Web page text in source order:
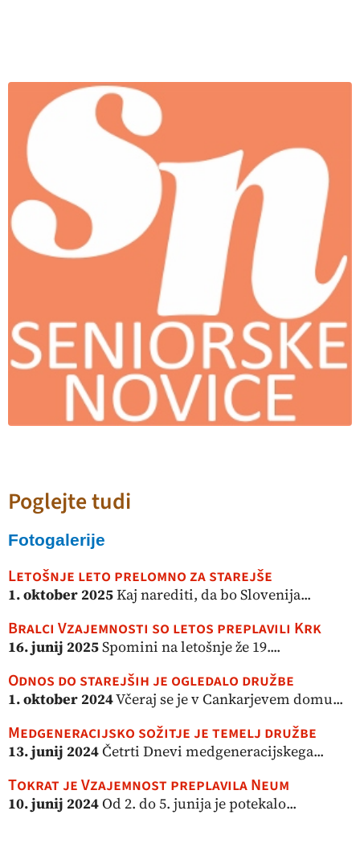
Poglejte tudi
Fotogalerije
Letošnje leto prelomno za starejše
1. oktober 2025Kaj narediti, da bo Slovenija...
Bralci Vzajemnosti so letos preplavili Krk
16. junij 2025Spomini na letošnje že 19....
Odnos do starejših je ogledalo družbe
1. oktober 2024Včeraj se je v Cankarjevem domu...
Medgeneracijsko sožitje je temelj družbe
13. junij 2024Četrti Dnevi medgeneracijskega...
Tokrat je Vzajemnost preplavila Neum
10. junij 2024Od 2. do 5. junija je potekalo...